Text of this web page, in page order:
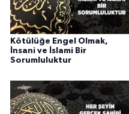
Kötülüğe Engel Olmak,
İnsani ve İslami Bir
Sorumluluktur
Karaman Müftülüğü
Kars Müftülüğü
Kayseri Müftülüğü